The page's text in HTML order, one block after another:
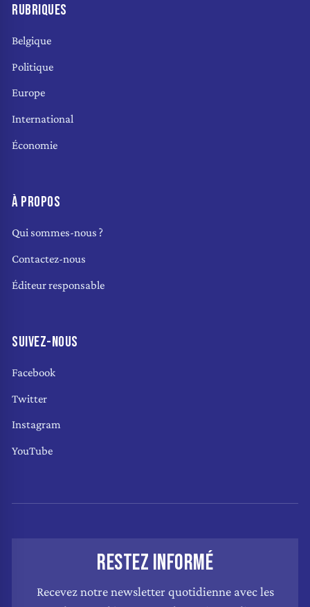
RUBRIQUES
Belgique
Politique
Europe
International
Économie
À PROPOS
Qui sommes-nous ?
Contactez-nous
Éditeur responsable
SUIVEZ-NOUS
Facebook
Twitter
Instagram
YouTube
RESTEZ INFORMÉ
Recevez notre newsletter quotidienne avec les